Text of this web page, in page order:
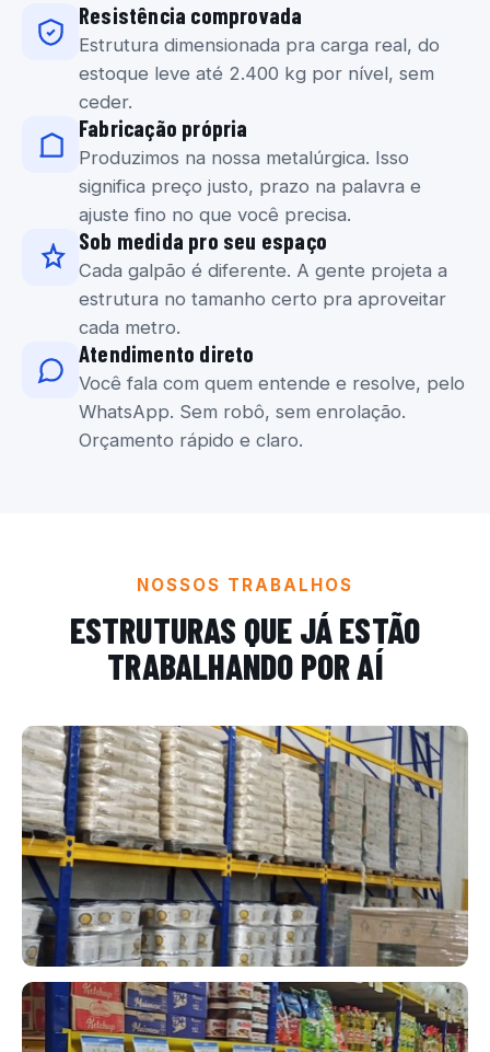
Resistência comprovada
Estrutura dimensionada pra carga real, do
estoque leve até 2.400 kg por nível, sem
ceder.
Fabricação própria
Produzimos na nossa metalúrgica. Isso
significa preço justo, prazo na palavra e
ajuste fino no que você precisa.
Sob medida pro seu espaço
Cada galpão é diferente. A gente projeta a
estrutura no tamanho certo pra aproveitar
cada metro.
Atendimento direto
Você fala com quem entende e resolve, pelo
WhatsApp. Sem robô, sem enrolação.
Orçamento rápido e claro.
NOSSOS TRABALHOS
ESTRUTURAS QUE JÁ ESTÃO
TRABALHANDO POR AÍ